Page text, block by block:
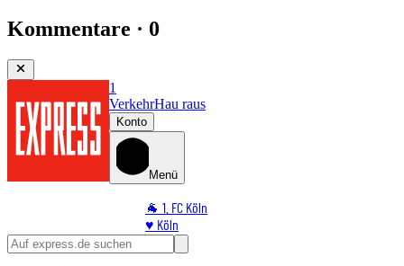
Kommentare · 0
1
VerkehrHau raus
Konto
Menü
🐐 1. FC Köln
♥️ Köln
⭐ Promi